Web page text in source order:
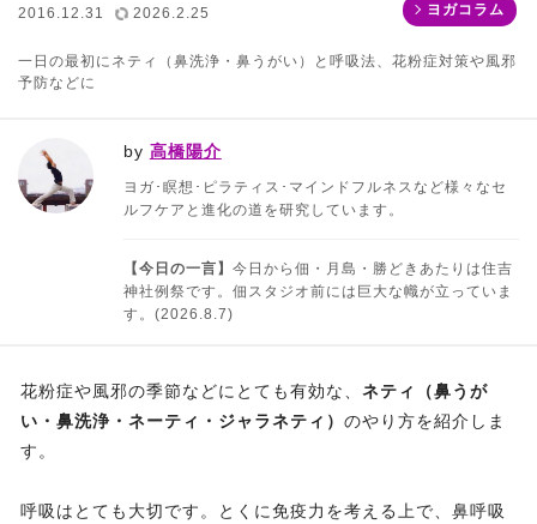
2016.12.31 2026.2.25 ヨガコラム
一日の最初にネティ（鼻洗浄・鼻うがい）と呼吸法、花粉症対策や風邪
予防などに
by 高橋陽介
ヨガ･瞑想･ピラティス･マインドフルネスなど様々なセ
ルフケアと進化の道を研究しています。
【今日の一言】 今日から佃・月島・勝どきあたりは住吉
神社例祭です。佃スタジオ前には巨大な幟が立っていま
す。(2026.8.7)
花粉症や風邪の季節などにとても有効な、 ネティ（鼻うが
い・鼻洗浄・ネーティ・ジャラネティ） のやり方を紹介しま
す。
呼吸はとても大切です。とくに免疫力を考える上で、鼻呼吸